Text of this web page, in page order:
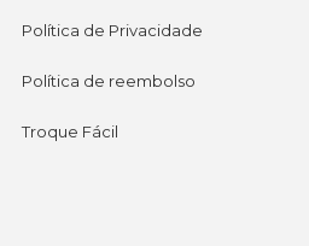
Política de Privacidade
Política de reembolso
Troque Fácil